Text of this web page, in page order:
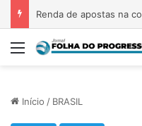
Menu
Início / BRASIL